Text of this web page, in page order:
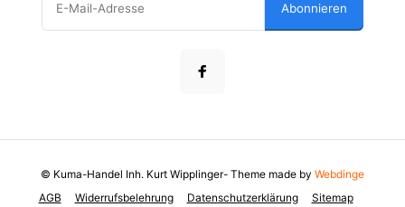
Abonnieren
AGB Widerrufsbelehrung Datenschutzerklärung Sitemap
© Kuma-Handel Inh. Kurt Wipplinger- Theme made by Webdinge